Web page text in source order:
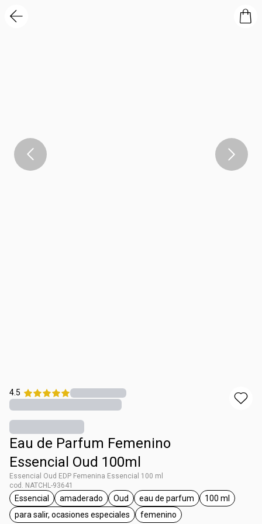
4.5
Eau de Parfum Femenino
Essencial Oud 100ml
Essencial Oud EDP Femenina Essencial 100 ml
cod. NATCHL-93641
general.tag Essencial
Essencial
general.tag amaderado
amaderado
general.tag Oud
Oud
general.tag eau de
eau de parfum
general.tag
100 ml
general.tag para salir, ocasiones especiales
para salir, ocasiones especiales
general.tag femenino
femenino